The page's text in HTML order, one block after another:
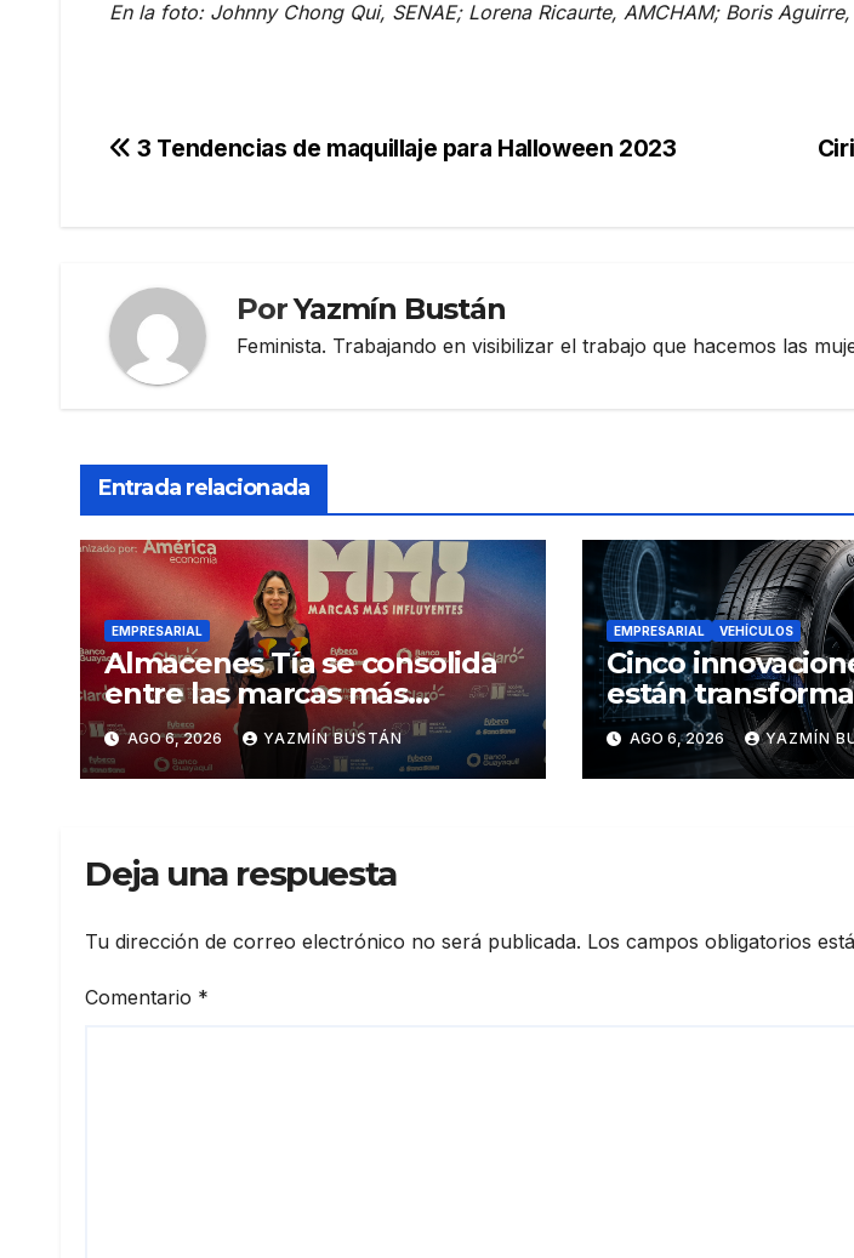
En la foto: Johnny Chong Qui, SENAE; Lorena Ricaurte, AMCHAM; Boris
Navegación
3 Tendencias de maquillaje para Halloween 2023
PorYazmín Bustán
Feminista. Trabajando en visibilizar el trabajo que hacemos las
Entrada relacionada
EMPRESARIAL
Almacenes Tía se consolida
entre las marcas más
influyentes del Ecuador
AGO 6, 2026 YAZMÍN BUSTÁN
EMPRESARIAL VEHÍCULOS
Cinco
están
industria de los
redefinen el
movilidad
AGO 6, 2026 YAZMÍN
Deja una respuesta
Tu dirección de correo electrónico no será publicada. Los campos obligatorios
Comentario *